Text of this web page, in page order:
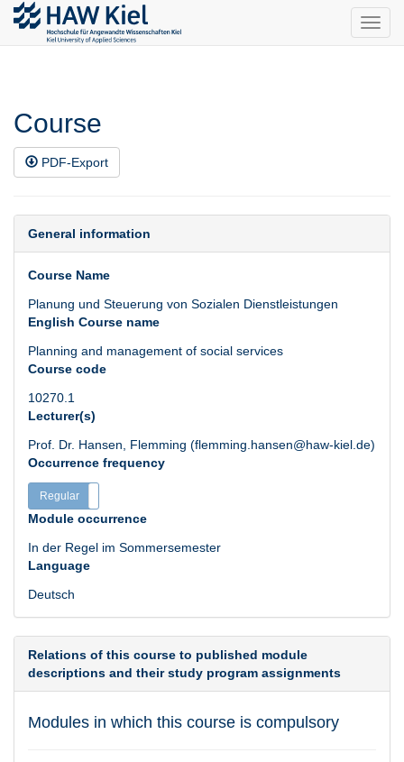
Course
PDF-Export
General information
Course Name
Planung und Steuerung von Sozialen Dienstleistungen
English Course name
Planning and management of social services
Course code
10270.1
Lecturer(s)
Prof. Dr. Hansen, Flemming (flemming.hansen@haw-kiel.de)
Occurrence frequency
Regular
Module occurrence
In der Regel im Sommersemester
Language
Deutsch
Relations of this course to published module
descriptions and their study program assignments
Modules in which this course is compulsory